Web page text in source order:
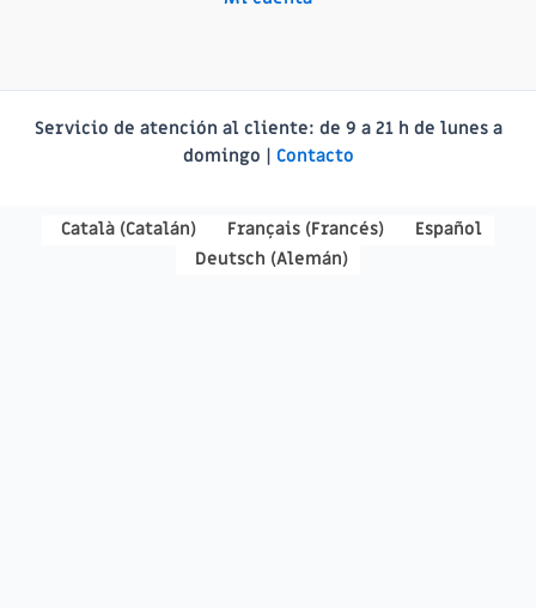
Servicio de atención al cliente: de 9 a 21 h de lunes a
domingo | Contacto
Català (Catalán) Français(Francés)
Español
Deutsch (Alemán)